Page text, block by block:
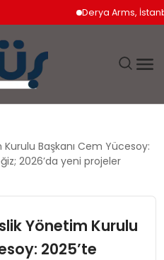
Derya Arms, İstanbul
Başkanı Cem Yücesoy:
2026’da yeni projeler
Yönetim Kurulu
2025’te